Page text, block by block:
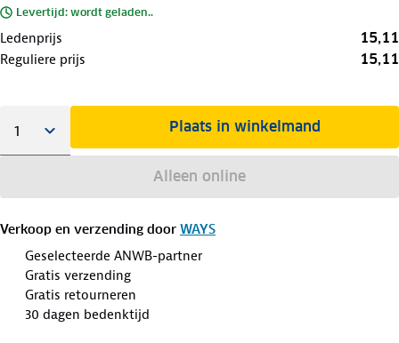
Levertijd: wordt geladen..
Ledenprijs 15,11
Reguliere prijs 15,11
Plaats in winkelmand
Alleen online
Verkoop en verzending door WAYS
Geselecteerde ANWB-partner
Gratis verzending
Gratis retourneren
30 dagen bedenktijd